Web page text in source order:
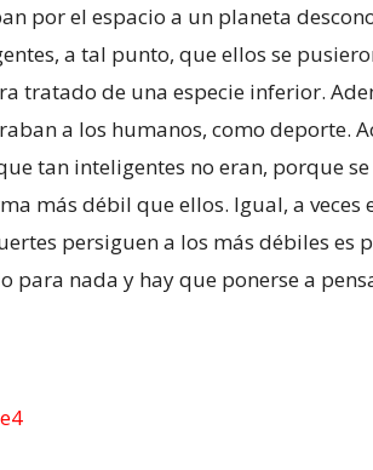
por el espacio a un planeta
a tal punto, que ellos se
tratado de una especie inferior.
a los humanos, como deporte.
tan inteligentes no eran, porque
más débil que ellos. Igual, a veces
persiguen a los más débiles es
para nada y hay que ponerse a